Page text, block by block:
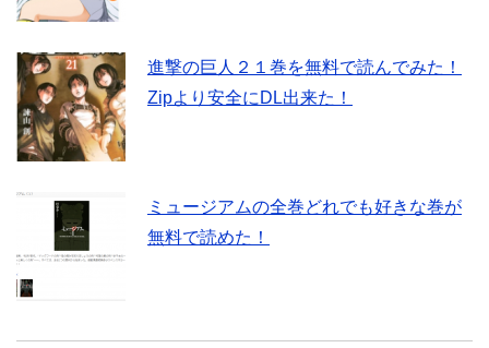
進撃の巨人２１巻を無料で読んでみた！
Zipより安全にDL出来た！
ミュージアムの全巻どれでも好きな巻が
無料で読めた！